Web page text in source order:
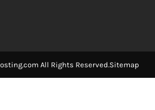
All Rights Reserved.Sitemap